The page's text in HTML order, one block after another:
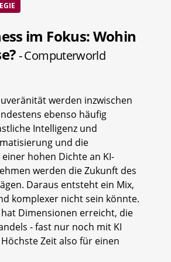
im Fokus: Wohin
- Computerworld
werden inzwischen
ebenso häufig
Intelligenz und
und die
hohen Dichte an KI-
werden die Zukunft des
Daraus entsteht ein Mix,
komplexer nicht sein könnte.
Dimensionen erreicht, die
- fast nur noch mit KI
Zeit also für einen